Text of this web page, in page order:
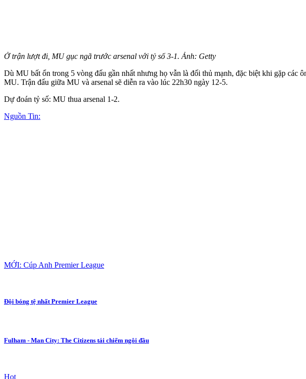
Ở trận lượt đi, MU gục ngã trước ars‌enal với tỷ số 3-1. Ảnh: Getty
Dù MU bất ổn trong 5 vòng đấu gần nhất nhưng họ vẫn là đối thủ mạnh, đặc biệt khi gặp các
MU. Trận đấu giữa MU và ars‌enal sẽ diễn ra vào lúc 22h30 ngày 12-5.
Dự đoán tỷ số: MU thua ars‌enal 1-2.
Nguồn Tin:
MỚI: Cúp Anh Premier League
Đội bóng tệ nhất Premier League
Fulham - Man City: The Citizens tái chiếm ngôi đầu
Hot